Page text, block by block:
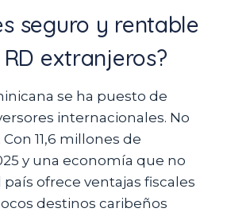
seguro y rentable
extranjeros?
se ha puesto de
internacionales. No
11,6 millones de
y una economía que no
ofrece ventajas fiscales
destinos caribeños